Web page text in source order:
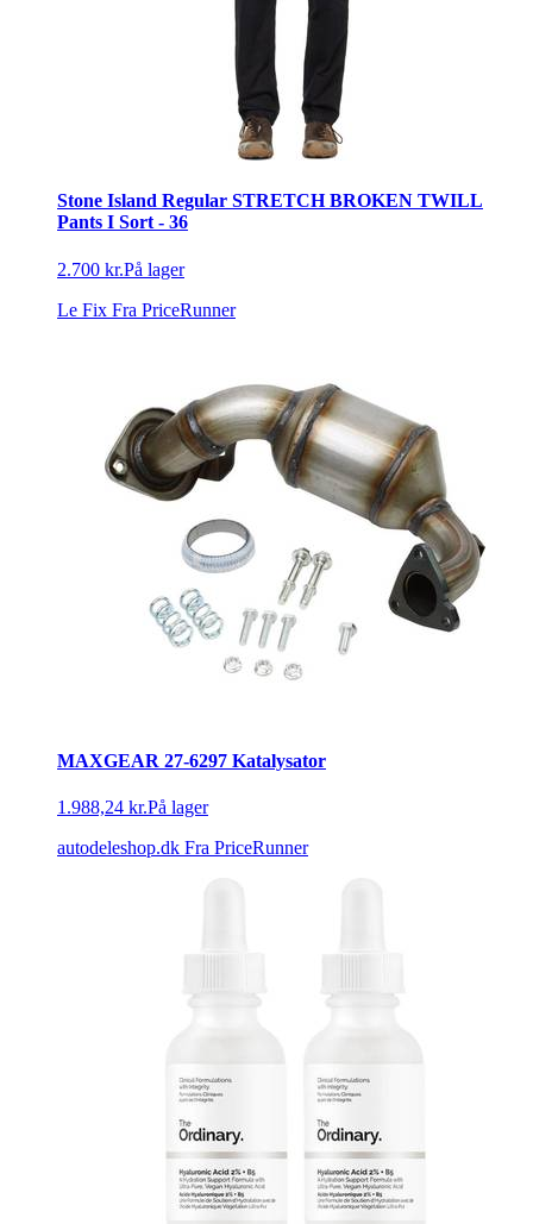
Stone Island Regular STRETCH BROKEN TWILL
Pants I Sort - 36
2.700 kr.På lager
Le Fix Fra PriceRunner
MAXGEAR 27-6297 Katalysator
1.988,24 kr.På lager
autodeleshop.dk Fra PriceRunner